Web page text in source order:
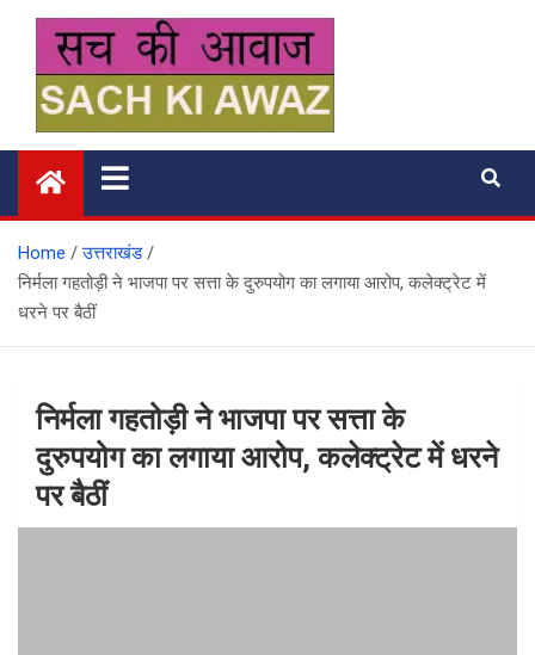
content
सच की आवाज
Home
उत्तराखंड
निर्मला गहतोड़ी ने भाजपा पर सत्ता के दुरुपयोग का लगाया आरोप, कलेक्ट्रेट में
धरने पर बैठीं
निर्मला गहतोड़ी ने भाजपा पर सत्ता के
दुरुपयोग का लगाया आरोप, कलेक्ट्रेट में धरने
पर बैठीं